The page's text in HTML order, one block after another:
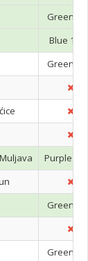
Green
Blue
Green
Purple
Green
Green